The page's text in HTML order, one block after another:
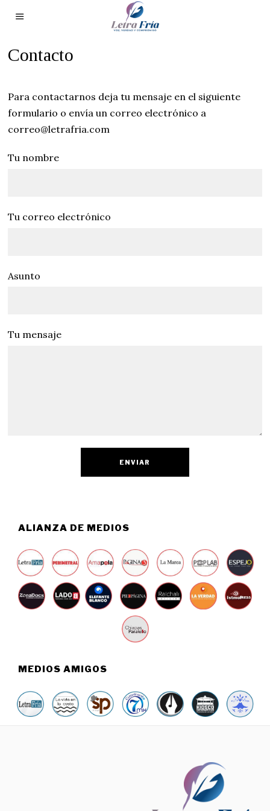
Contacto
Para contactarnos deja tu mensaje en el siguiente
formulario o envía un correo electrónico a
correo@letrafria.com
Tu nombre
Tu correo electrónico
Asunto
Tu mensaje
ALIANZA DE MEDIOS
MEDIOS AMIGOS